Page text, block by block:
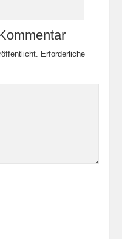
Erforderliche